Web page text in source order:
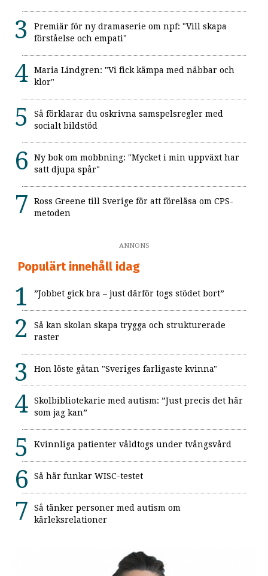
Premiär för ny dramaserie om npf: "Vill skapa
förståelse och empati"
Maria Lindgren: "Vi fick kämpa med näbbar och
klor"
Så förklarar du oskrivna samspelsregler med
socialt bildstöd
Ny bok om mobbning: "Mycket i min uppväxt har
satt djupa spår"
Ross Greene till Sverige för att föreläsa om CPS-
metoden
ANNONS
Populärt innehåll idag
”Jobbet gick bra – just därför togs stödet bort”
Så kan skolan skapa trygga och strukturerade
raster
Hon löste gåtan "Sveriges farligaste kvinna"
Skolbibliotekarie med autism: ”Just precis det här
som jag kan”
Kvinnliga patienter våldtogs under tvångsvård
Så här funkar WISC-testet
Så tänker personer med autism om
kärleksrelationer